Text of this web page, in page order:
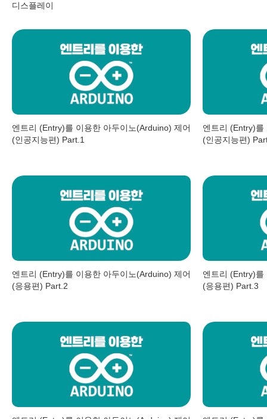
디스플레이
엔트리 (Entry)를 이용한 아두이노(Arduino) 제어
(인공지능편) Part.1
엔트리 (Entry)
(인공지능편)
엔트리 (Entry)를 이용한 아두이노(Arduino) 제어
(응용편) Part.2
엔트리 (Entry)
(응용편) Part.3